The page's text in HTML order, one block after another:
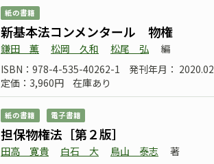
紙の書籍
新基本法コンメンタール 物権
鎌田 薫 松岡 久和 松尾 弘
編
ISBN：978-4-535-40262-1
発刊年月： 2020.02
定価：3,960円
在庫あり
紙の書籍 電子書籍
担保物権法［第２版］
田高 寛貴 白石 大 鳥山 泰志
著